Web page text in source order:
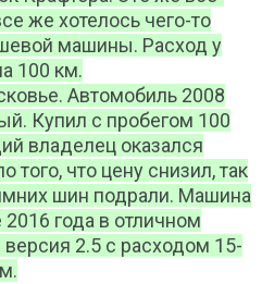
же хотелось чего-то
машины. Расход у
100 км.
Автомобиль 2008
Купил с пробегом 100
владелец оказался
что цену снизил, так
шин подрали. Машина
года в отличном
2.5 с расходом 15-